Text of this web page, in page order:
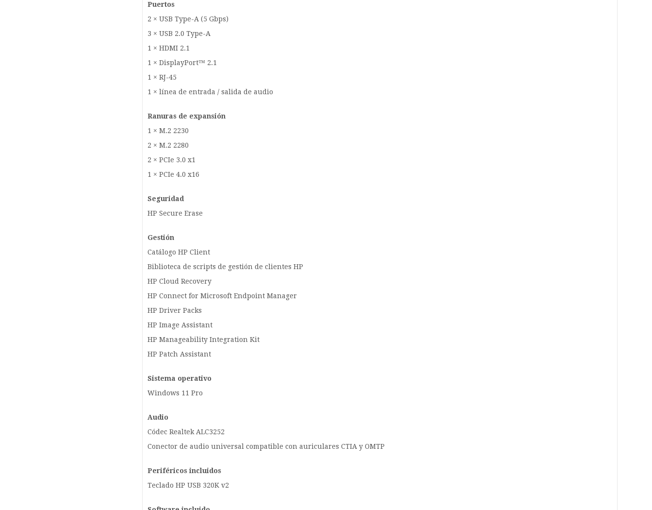
Puertos
2 × USB Type-A (5 Gbps)
3 × USB 2.0 Type-A
1 × HDMI 2.1
1 × DisplayPort™ 2.1
1 × RJ-45
1 × línea de entrada / salida de audio
Ranuras de expansión
1 × M.2 2230
2 × M.2 2280
2 × PCIe 3.0 x1
1 × PCIe 4.0 x16
Seguridad
HP Secure Erase
Gestión
Catálogo HP Client
Biblioteca de scripts de gestión de clientes HP
HP Cloud Recovery
HP Connect for Microsoft Endpoint Manager
HP Driver Packs
HP Image Assistant
HP Manageability Integration Kit
HP Patch Assistant
Sistema operativo
Windows 11 Pro
Audio
Códec Realtek ALC3252
Conector de audio universal compatible con auriculares CTIA y OMTP
Periféricos incluidos
Teclado HP USB 320K v2